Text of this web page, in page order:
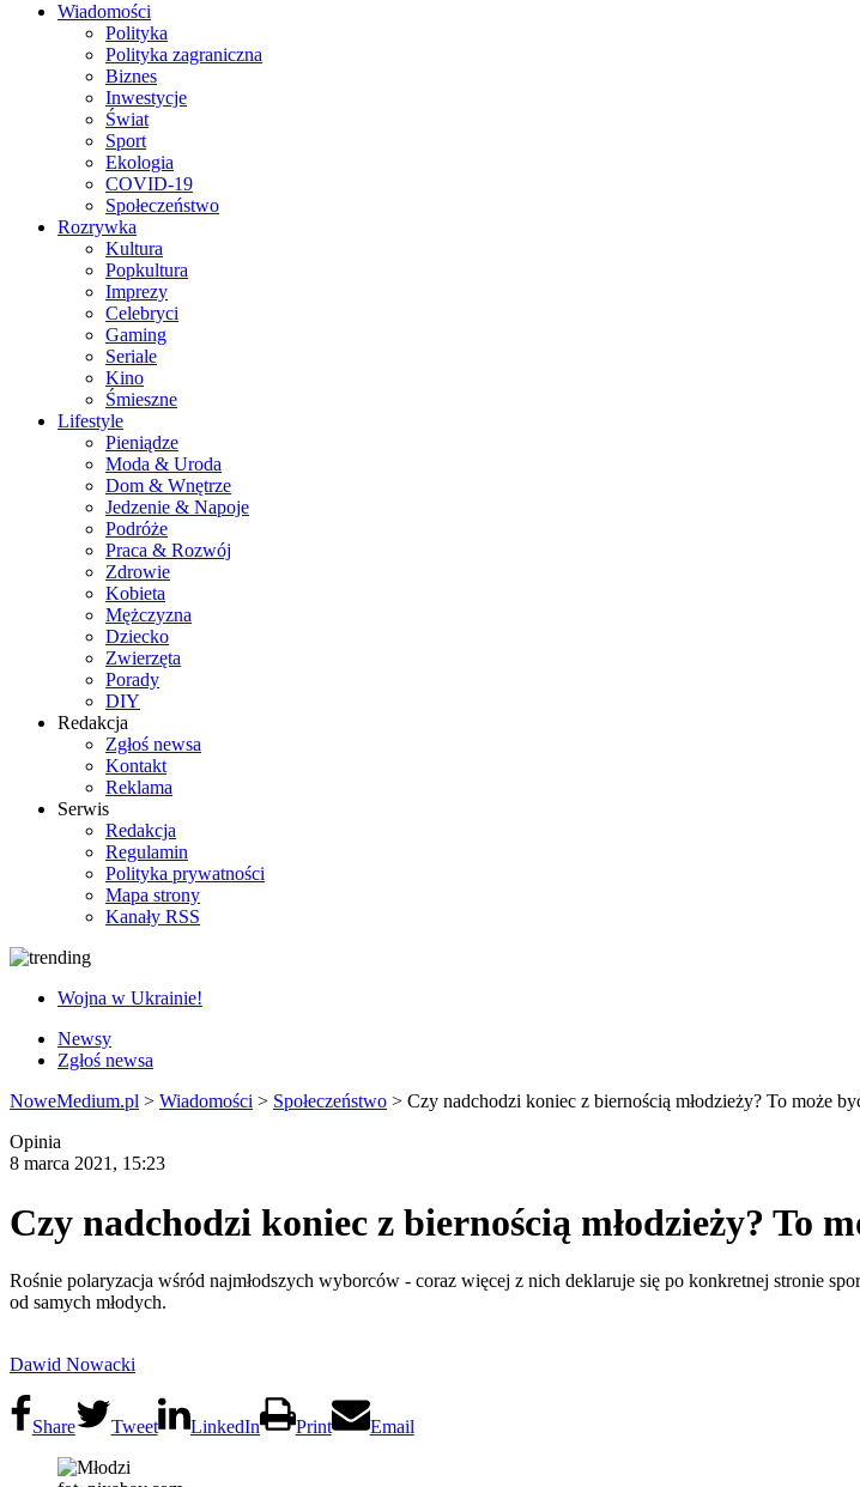
Wiadomości
Polityka
Polityka zagraniczna
Biznes
Inwestycje
Świat
Sport
Ekologia
COVID-19
Społeczeństwo
Rozrywka
Kultura
Popkultura
Imprezy
Celebryci
Gaming
Seriale
Kino
Śmieszne
Lifestyle
Pieniądze
Moda & Uroda
Dom & Wnętrze
Jedzenie & Napoje
Podróże
Praca & Rozwój
Zdrowie
Kobieta
Mężczyzna
Dziecko
Zwierzęta
Porady
DIY
Redakcja
Zgłoś newsa
Kontakt
Reklama
Serwis
Redakcja
Regulamin
Polityka prywatności
Mapa strony
Kanały RSS
Wojna w Ukrainie!
Newsy
Zgłoś newsa
NoweMedium.pl > Wiadomości > Społeczeństwo > Czy nadchodzi koniec z biernością młodzieży? To może
Opinia
8 marca 2021, 15:23
Czy nadchodzi koniec z biernością młodzieży? To
Rośnie polaryzacja wśród najmłodszych wyborców - coraz więcej z nich deklaruje się po konkretnej stronie
od samych młodych.
Dawid Nowacki
Share Tweet LinkedIn Print Email